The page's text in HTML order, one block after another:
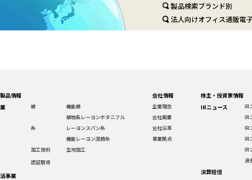
製品検索ブランド別
法人向けオフィス通販電
品情報
綿
機能綿
植物系レーヨンボタニフル
糸
レーヨンスパン糸
機能レーヨン混紡糸
加工技術
生地加工
認証取得
事業
会社情報
企業理念
会社概要
会社沿革
事業拠点
株主・投資家情報
IRニュース
IR
IR
IR
IR
IR
過
決算短信